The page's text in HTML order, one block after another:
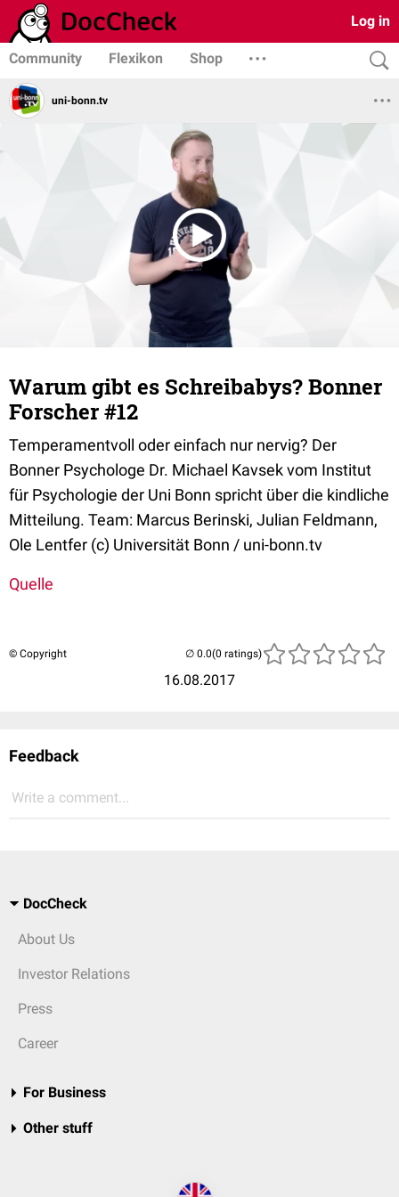
Log in
Community Flexikon Shop
uni-bonn.tv
Warum gibt es Schreibabys? Bonner
Forscher #12
Temperamentvoll oder einfach nur nervig? Der
Bonner Psychologe Dr. Michael Kavsek vom Institut
für Psychologie der Uni Bonn spricht über die kindliche
Mitteilung. Team: Marcus Berinski, Julian Feldmann,
Ole Lentfer (c) Universität Bonn / uni-bonn.tv
Quelle
© Copyright
16.08.2017
(0 ratings)
Feedback
Write a comment...
DocCheck
About Us
Investor Relations
Press
Career
For Business
Other stuff